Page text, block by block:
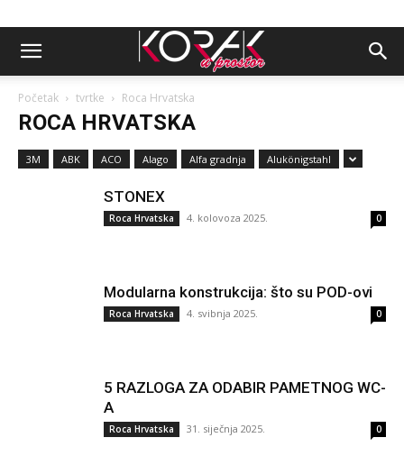
Početak tvrtke Roca Hrvatska
ROCA HRVATSKA
3M ABK ACO Alago Alfa gradnja Alukönigstahl
STONEX
Roca Hrvatska 4. kolovoza 2025. 0
Modularna konstrukcija: što su POD-ovi
Roca Hrvatska 4. svibnja 2025. 0
5 RAZLOGA ZA ODABIR PAMETNOG WC-
A
Roca Hrvatska 31. siječnja 2025. 0